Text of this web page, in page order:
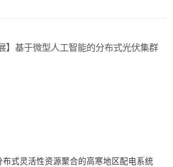
】基于微型人工智能的分布式光伏集群
布式灵活性资源聚合的高寒地区配电系统